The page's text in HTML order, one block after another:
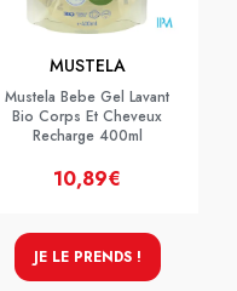
MUSTELA
Mustela Bebe Gel Lavant
Bio Corps Et Cheveux
Recharge 400ml
10,89€
JE LE PRENDS !